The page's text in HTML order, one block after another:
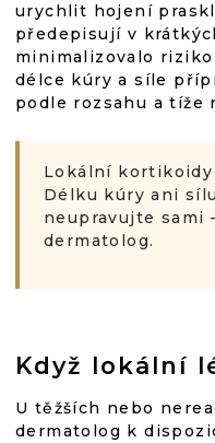
urychlit hojení
předepisují v
minimalizovalo
délce kúry a síle
podle rozsahu a tíže
Lokální
Délku kúry ani
neupravujte sami
dermatolog.
Když lokální
U těžších nebo
dermatolog k